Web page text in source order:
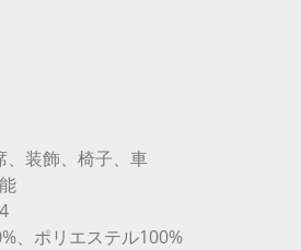
、装飾、椅子、車
、ポリエステル100%